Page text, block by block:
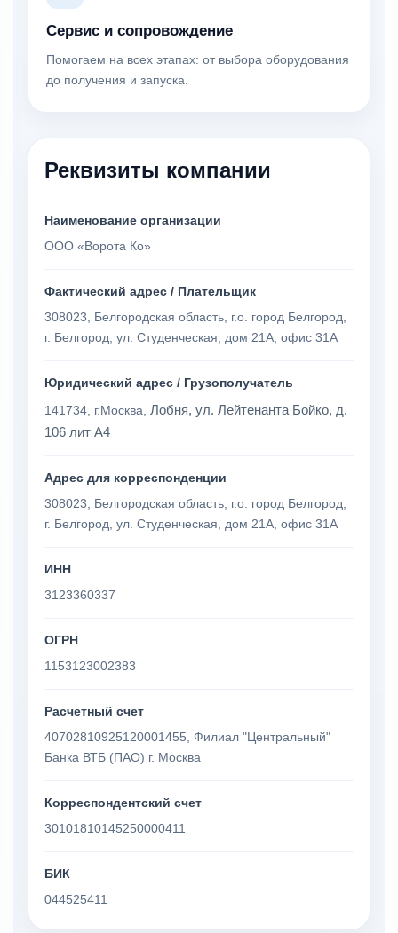
Сервис и сопровождение
Помогаем на всех этапах: от выбора оборудования
до получения и запуска.
Реквизиты компании
Наименование организации
ООО «Ворота Ко»
Фактический адрес / Плательщик
308023, Белгородская область, г.о. город Белгород,
г. Белгород, ул. Студенческая, дом 21А, офис 31А
Юридический адрес / Грузополучатель
141734, г.Москва, Лобня, ул. Лейтенанта Бойко, д.
106 лит А4
Адрес для корреспонденции
308023, Белгородская область, г.о. город Белгород,
г. Белгород, ул. Студенческая, дом 21А, офис 31А
ИНН
3123360337
ОГРН
1153123002383
Расчетный счет
40702810925120001455, Филиал "Центральный"
Банка ВТБ (ПАО) г. Москва
Корреспондентский счет
30101810145250000411
БИК
044525411